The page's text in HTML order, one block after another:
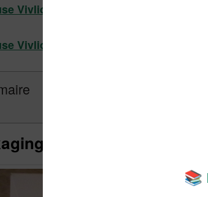
Vivlio Touch Lux 4 chez Boulanger
Vivlio Touch Lux 4 chez Cdiscount
est emballage